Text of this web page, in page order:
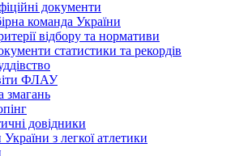
документи
команда України
відбору та нормативи
статистики та рекордів
ФЛАУ
змагань
довідники
з легкої атлетики